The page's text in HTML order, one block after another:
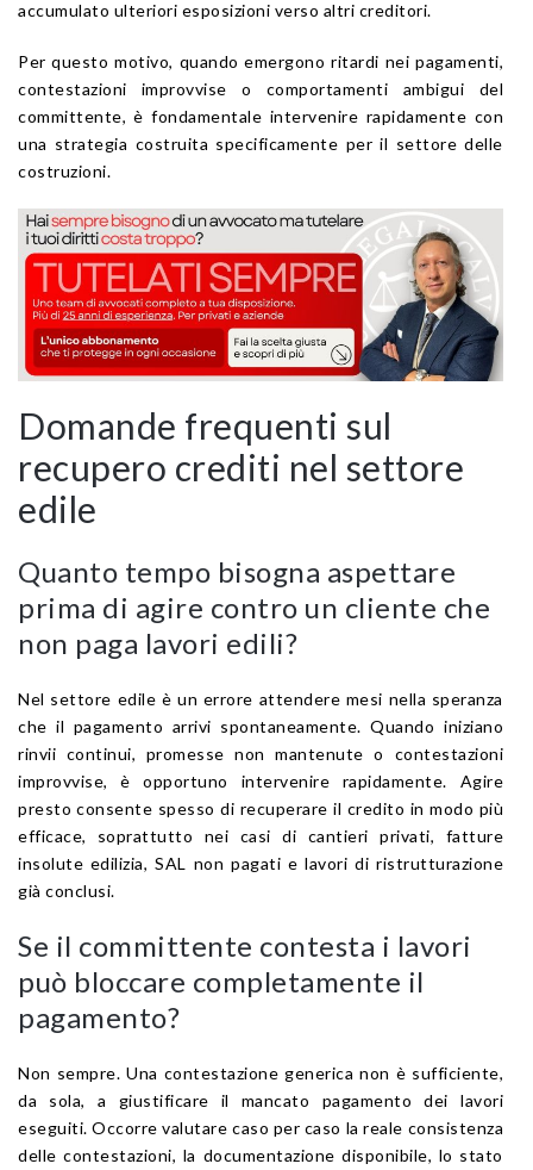
accumulato ulteriori esposizioni verso altri creditori.
Per questo motivo, quando emergono ritardi nei pagamenti,
contestazioni improvvise o comportamenti ambigui del
committente, è fondamentale intervenire rapidamente con
una strategia costruita specificamente per il settore delle
costruzioni.
Domande frequenti sul
recupero crediti nel settore
edile
Quanto tempo bisogna aspettare
prima di agire contro un cliente che
non paga lavori edili?
Nel settore edile è un errore attendere mesi nella speranza
che il pagamento arrivi spontaneamente. Quando iniziano
rinvii continui, promesse non mantenute o contestazioni
improvvise, è opportuno intervenire rapidamente. Agire
presto consente spesso di recuperare il credito in modo più
efficace, soprattutto nei casi di cantieri privati, fatture
insolute edilizia, SAL non pagati e lavori di ristrutturazione
già conclusi.
Se il committente contesta i lavori
può bloccare completamente il
pagamento?
Non sempre. Una contestazione generica non è sufficiente,
da sola, a giustificare il mancato pagamento dei lavori
eseguiti. Occorre valutare caso per caso la reale consistenza
delle contestazioni, la documentazione disponibile, lo stato